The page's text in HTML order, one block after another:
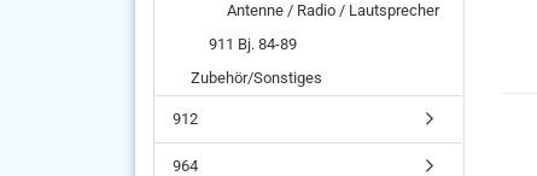
Antenne / Radio / Lautsprecher
911 Bj. 84-89
Zubehör/Sonstiges
912
964